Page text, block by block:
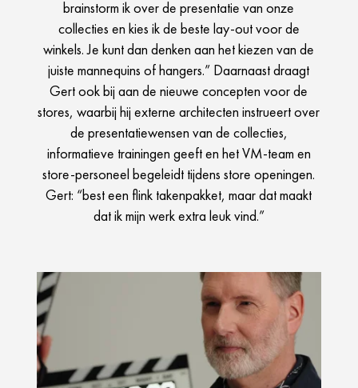
brainstorm ik over de presentatie van onze
collecties en kies ik de beste lay-out voor de
winkels. Je kunt dan denken aan het kiezen van de
juiste mannequins of hangers.” Daarnaast draagt
Gert ook bij aan de nieuwe concepten voor de
stores, waarbij hij externe architecten instrueert over
de presentatiewensen van de collecties,
informatieve trainingen geeft en het VM-team en
store-personeel begeleidt tijdens store openingen.
Gert: “best een flink takenpakket, maar dat maakt
dat ik mijn werk extra leuk vind.”